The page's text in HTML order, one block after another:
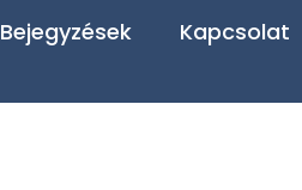
Bejegyzések Kapcsolat